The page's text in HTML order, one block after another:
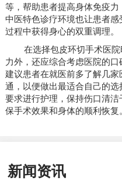
等，帮助患者提高身体免疫
中医特色诊疗环境也让患者
过程中获得身心的双重调理。
在选择包皮环切手术医
力外，还应综合考虑医院的口
建议患者在就医前多了解几
通，以便做出最适合自己的
要求进行护理，保持伤口清
保手术效果和身体的顺利恢复
新闻资讯